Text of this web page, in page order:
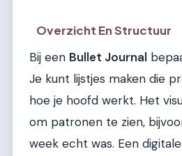
Overzicht En Structuur
Bij een Bullet Journal
Je kunt lijstjes maken die
hoe je hoofd werkt. Het
om patronen te zien,
week echt was. Een